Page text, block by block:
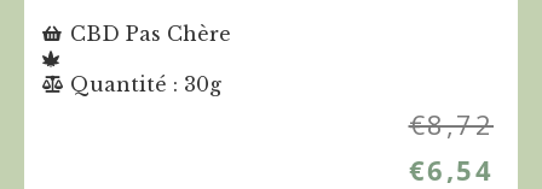
CBD Pas Chère
Quantité : 30g
€8,72
€6,54